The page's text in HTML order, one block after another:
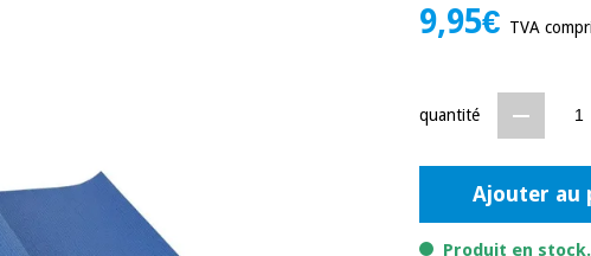
9,95€ TVA
quantité
Ajouter au
Produit en